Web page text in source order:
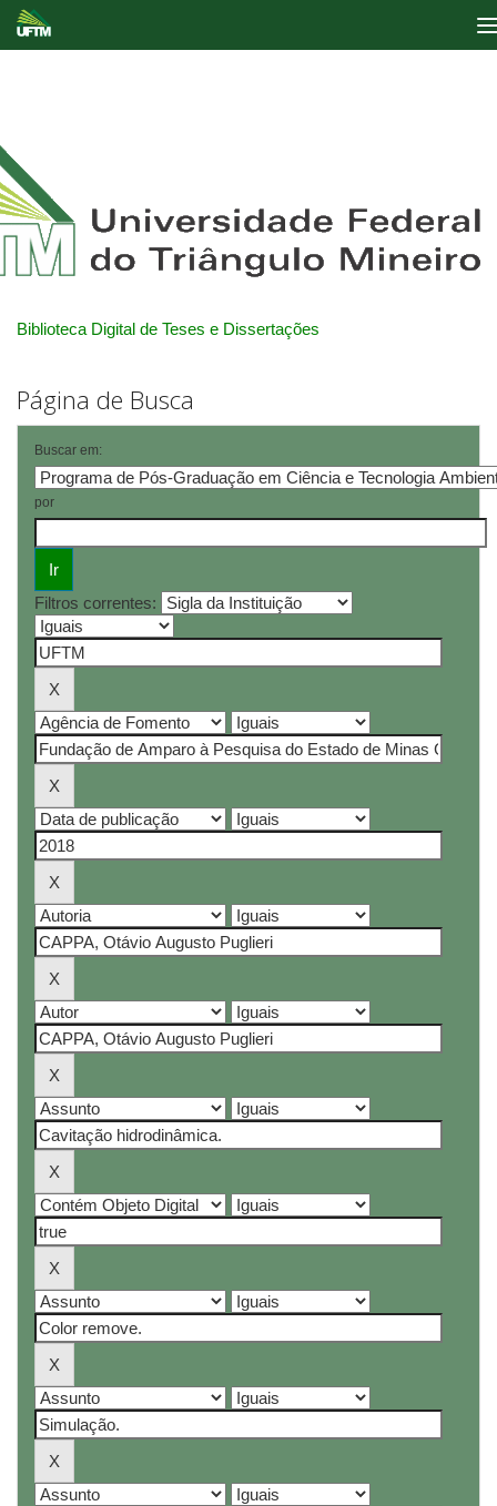
Biblioteca Digital de Teses e Dissertações
Página de Busca
Buscar em:
por
Filtros correntes: